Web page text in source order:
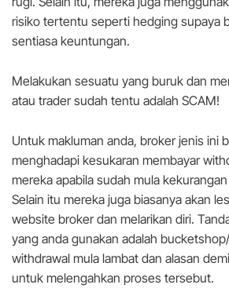
risiko tertentu seperti hedging supaya
sentiasa keuntungan.
Melakukan sesuatu yang buruk dan
atau trader sudah tentu adalah SCAM!
Untuk makluman anda, broker jenis ini
menghadapi kesukaran membayar
mereka apabila sudah mula
Selain itu mereka juga biasanya akan
website broker dan melarikan diri.
yang anda gunakan adalah
withdrawal mula lambat dan alasan
untuk melengahkan proses tersebut.